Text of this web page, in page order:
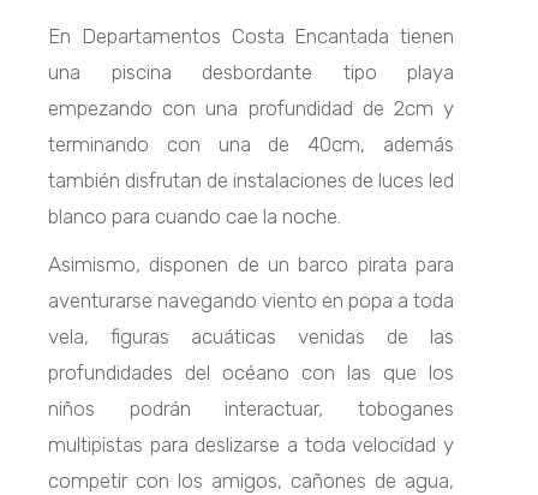
En Departamentos Costa Encantada tienen
una piscina desbordante tipo playa
empezando con una profundidad de 2cm y
terminando con una de 40cm, además
también disfrutan de instalaciones de luces led
blanco para cuando cae la noche.
Asimismo, disponen de un barco pirata para
aventurarse navegando viento en popa a toda
vela, figuras acuáticas venidas de las
profundidades del océano con las que los
niños podrán interactuar, toboganes
multipistas para deslizarse a toda velocidad y
competir con los amigos, cañones de agua,